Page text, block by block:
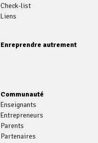
Check-list
Liens
Enreprendre autrement
Communauté
Enseignants
Entrepreneurs
Parents
Partenaires